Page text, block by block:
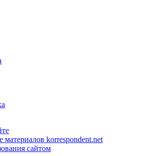
материалов korrespondent.net
сайтом